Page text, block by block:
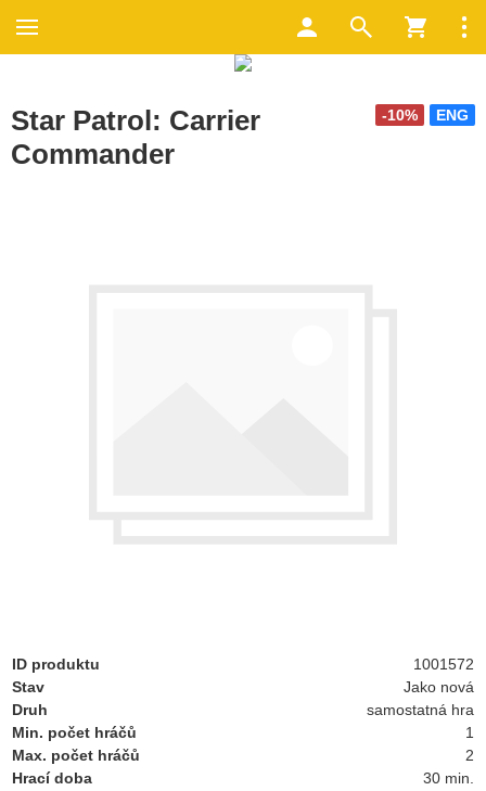
ENG
-10%
Star Patrol: Carrier
Commander
ID produktu
1001572
Stav
Jako nová
Druh
samostatná hra
Min. počet hráčů
1
Max. počet hráčů
2
Hrací doba
30 min.